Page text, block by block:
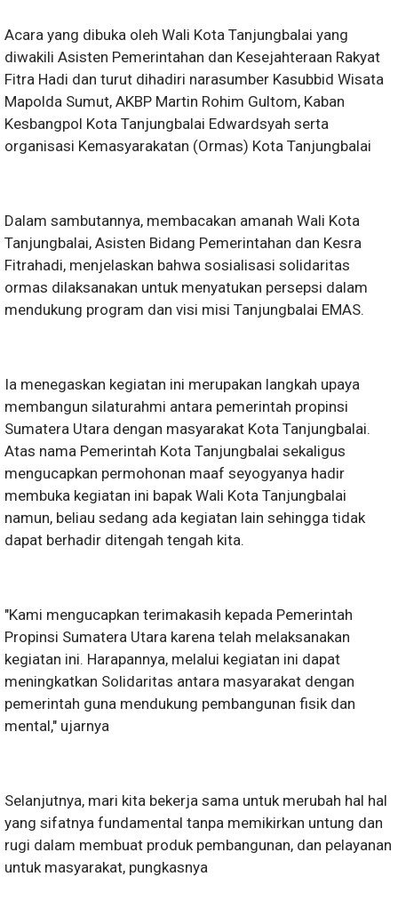
Acara yang dibuka oleh Wali Kota Tanjungbalai yang
diwakili Asisten Pemerintahan dan Kesejahteraan Rakyat
Fitra Hadi dan turut dihadiri narasumber Kasubbid Wisata
Mapolda Sumut, AKBP Martin Rohim Gultom, Kaban
Kesbangpol Kota Tanjungbalai Edwardsyah serta
organisasi Kemasyarakatan (Ormas) Kota Tanjungbalai
Dalam sambutannya, membacakan amanah Wali Kota
Tanjungbalai, Asisten Bidang Pemerintahan dan Kesra
Fitrahadi, menjelaskan bahwa sosialisasi solidaritas
ormas dilaksanakan untuk menyatukan persepsi dalam
mendukung program dan visi misi Tanjungbalai EMAS.
Ia menegaskan kegiatan ini merupakan langkah upaya
membangun silaturahmi antara pemerintah propinsi
Sumatera Utara dengan masyarakat Kota Tanjungbalai.
Atas nama Pemerintah Kota Tanjungbalai sekaligus
mengucapkan permohonan maaf seyogyanya hadir
membuka kegiatan ini bapak Wali Kota Tanjungbalai
namun, beliau sedang ada kegiatan lain sehingga tidak
dapat berhadir ditengah tengah kita.
"Kami mengucapkan terimakasih kepada Pemerintah
Propinsi Sumatera Utara karena telah melaksanakan
kegiatan ini. Harapannya, melalui kegiatan ini dapat
meningkatkan Solidaritas antara masyarakat dengan
pemerintah guna mendukung pembangunan fisik dan
mental," ujarnya
Selanjutnya, mari kita bekerja sama untuk merubah hal hal
yang sifatnya fundamental tanpa memikirkan untung dan
rugi dalam membuat produk pembangunan, dan pelayanan
untuk masyarakat, pungkasnya